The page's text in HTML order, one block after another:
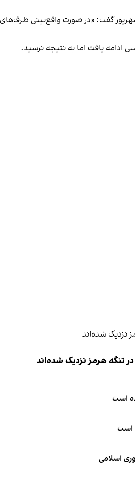
حال علی باقری، رییس هیات مذاکره‌کننده جمهوری اسلامی روز دوشنبه
ادامه یافت اما به نتیجه نرسید.
تنگه هرمز نزدیک شده‌اند
است
است
اسلامی